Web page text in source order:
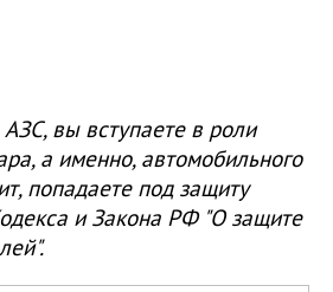
вы вступаете в роли
а именно, автомобильного
попадаете под защиту
и Закона РФ "О защите